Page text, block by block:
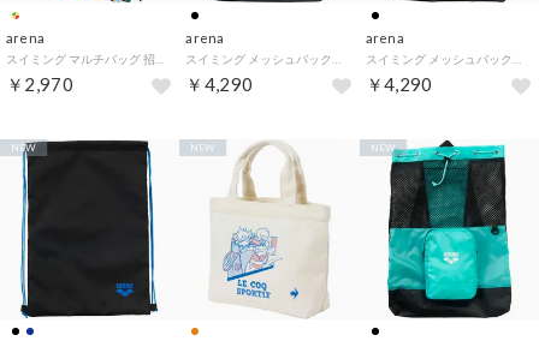
arena
￥2,970
arena
￥4,290
arena
￥4,290
NEW NEW NEW